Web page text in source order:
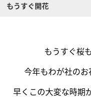
もうすぐ開花
もうすぐ桜
今年もわが社のお
早くこの大変な時期